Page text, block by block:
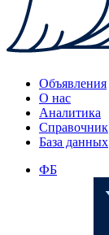
Объявления
О нас
Аналитика
Справочник
База данных
ФБ